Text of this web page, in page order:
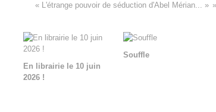
« L'étrange pouvoir de séduction d'Abel Mérian... »
En librairie le 10 juin
2026 !
Souffle